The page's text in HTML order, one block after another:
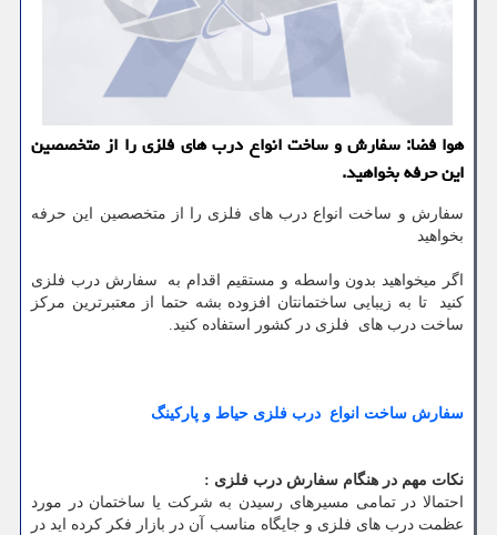
هوا فضا: سفارش و ساخت انواع درب های فلزی را از متخصصین
این حرفه بخواهید.
سفارش و ساخت انواع درب های فلزی را از متخصصین این حرفه
بخواهید
اگر میخواهید بدون واسطه و مستقیم اقدام به سفارش درب فلزی
کنید تا به زیبایی ساختمانتان افزوده بشه حتما از معتبرترین مرکز
ساخت درب های فلزی در کشور استفاده کنید.
سفارش ساخت انواع درب فلزی حیاط و پارکینگ
نکات مهم در هنگام سفارش درب فلزی :
احتمالا در تمامی مسیرهای رسیدن به شرکت یا ساختمان در مورد
عظمت درب های فلزی و جایگاه مناسب آن در بازار فکر کرده اید در